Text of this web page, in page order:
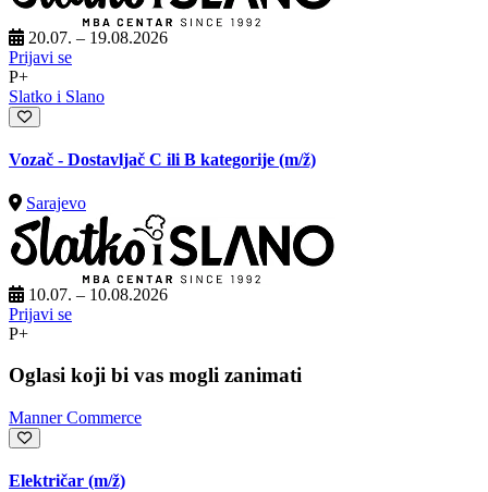
20.07. – 19.08.2026
Prijavi se
P+
Slatko i Slano
Vozač - Dostavljač C ili B kategorije (m/ž)
Sarajevo
10.07. – 10.08.2026
Prijavi se
P+
Oglasi koji bi vas mogli zanimati
Manner Commerce
Električar (m/ž)